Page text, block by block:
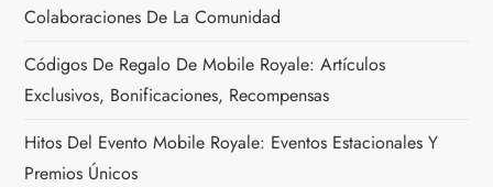
Colaboraciones De La Comunidad
Códigos De Regalo De Mobile Royale: Artículos
Exclusivos, Bonificaciones, Recompensas
Hitos Del Evento Mobile Royale: Eventos Estacionales Y
Premios Únicos